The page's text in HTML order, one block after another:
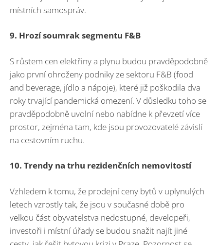
místních samospráv.
9. Hrozí soumrak segmentu F&B
S růstem cen elektřiny a plynu budou pravděpodobně
jako první ohroženy podniky ze sektoru F&B (food
and beverage, jídlo a nápoje), které již poškodila dva
roky trvající pandemická omezení. V důsledku toho se
pravděpodobně uvolní nebo nabídne k převzetí více
prostor, zejména tam, kde jsou provozovatelé závislí
na cestovním ruchu.
10. Trendy na trhu rezidenčních nemovitostí
Vzhledem k tomu, že prodejní ceny bytů v uplynulých
letech vzrostly tak, že jsou v současné době pro
velkou část obyvatelstva nedostupné, developeři,
investoři i místní úřady se budou snažit najít jiné